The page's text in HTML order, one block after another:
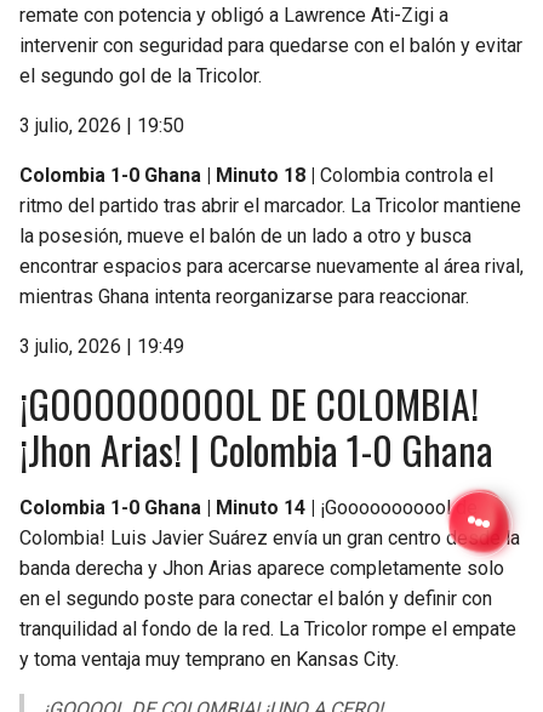
remate con potencia y obligó a Lawrence Ati-Zigi a
intervenir con seguridad para quedarse con el balón y evitar
el segundo gol de la Tricolor.
3 julio, 2026 | 19:50
Colombia 1-0 Ghana | Minuto 18 | Colombia controla el
ritmo del partido tras abrir el marcador. La Tricolor mantiene
la posesión, mueve el balón de un lado a otro y busca
encontrar espacios para acercarse nuevamente al área rival,
mientras Ghana intenta reorganizarse para reaccionar.
3 julio, 2026 | 19:49
¡GOOOOOOOOOL DE COLOMBIA!
¡Jhon Arias! | Colombia 1-0 Ghana
Colombia 1-0 Ghana | Minuto 14 | ¡Gooooooooool de
Colombia! Luis Javier Suárez envía un gran centro desde la
banda derecha y Jhon Arias aparece completamente solo
en el segundo poste para conectar el balón y definir con
tranquilidad al fondo de la red. La Tricolor rompe el empate
y toma ventaja muy temprano en Kansas City.